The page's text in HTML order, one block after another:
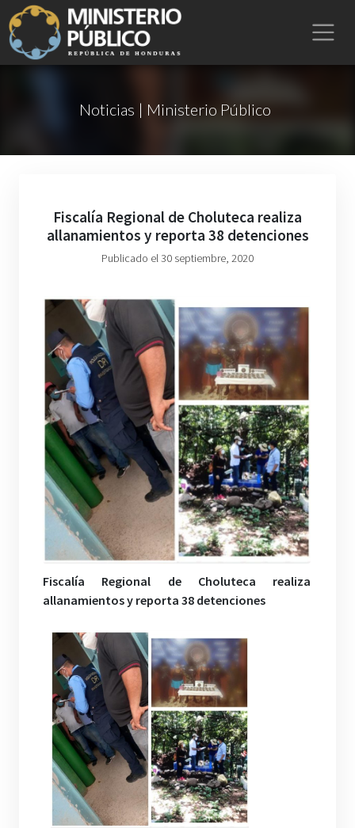
Noticias | Ministerio Público
Fiscalía Regional de Choluteca realiza
allanamientos y reporta 38 detenciones
Publicado el 30 septiembre, 2020
Fiscalía Regional de Choluteca realiza
allanamientos y reporta 38 detenciones